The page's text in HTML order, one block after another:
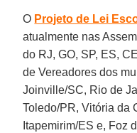
O Projeto de Lei
atualmente nas
do RJ, GO, SP, ES,
de Vereadores dos
Joinville/SC, Rio de
Toledo/PR, Vitória da
Itapemirim/ES e, Foz